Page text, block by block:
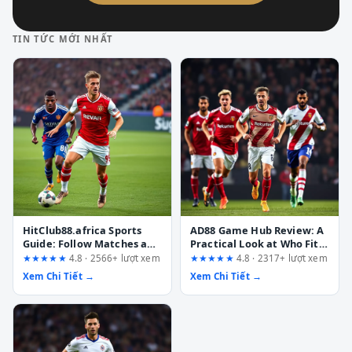
TIN TỨC MỚI NHẤT
HitClub88.africa Sports
Guide: Follow Matches and
Events Without Losing
Track
★★★★★ 4.8 · 2566+ lượt xem
Xem Chi Tiết →
AD88 Game Hub Review: A
Practical Look at Who Fits
and Who Should Walk
Away
★★★★★ 4.8 · 2317+ lượt xem
Xem Chi Tiết →